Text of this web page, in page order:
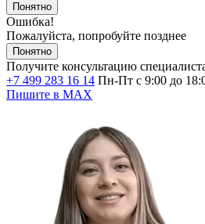
Понятно
Ошибка!
Пожалуйста, попробуйте позднее
Понятно
Получите консультацию
+7 499 283 16 14 Пн-Пт с 9:00 до
Пишите в MAX